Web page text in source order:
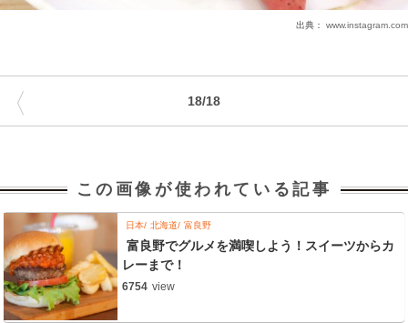
出典： www.instagram.com
18/18
〈
この画像が使われている記事
日本 北海道 富良野
富良野でグルメを満喫しよう！スイーツからカ
レーまで！
6754 view